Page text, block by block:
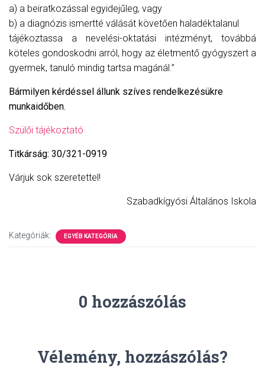
a) a beiratkozással egyidejűleg, vagy
b) a diagnózis ismertté válását követően haladéktalanul
tájékoztassa a nevelési-oktatási intézményt, továbbá
köteles gondoskodni arról, hogy az életmentő gyógyszert a
gyermek, tanuló mindig tartsa magánál.”
Bármilyen kérdéssel állunk szíves rendelkezésükre
munkaidőben.
Szülői tájékoztató
Titkárság: 30/321-0919
Várjuk sok szeretettel!
Szabadkígyósi Általános Iskola
Kategóriák: EGYÉB KATEGÓRIA
0 hozzászólás
Vélemény, hozzászólás?